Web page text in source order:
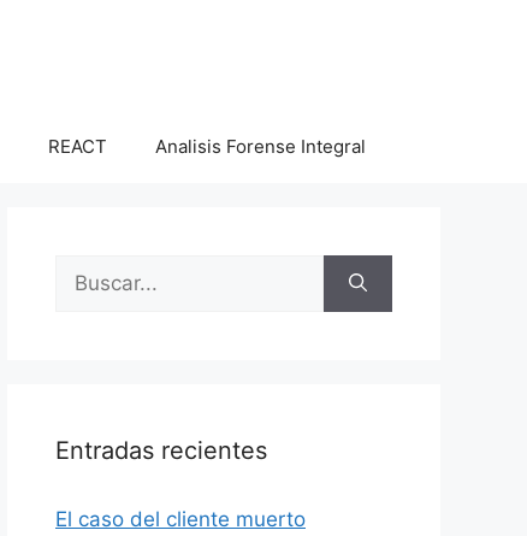
REACT Analisis Forense Integral
Buscar:
Entradas recientes
El caso del cliente muerto